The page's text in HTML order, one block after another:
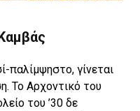
παλίμψηστο, γίνεται
Το Αρχοντικό του
του ’30 δε